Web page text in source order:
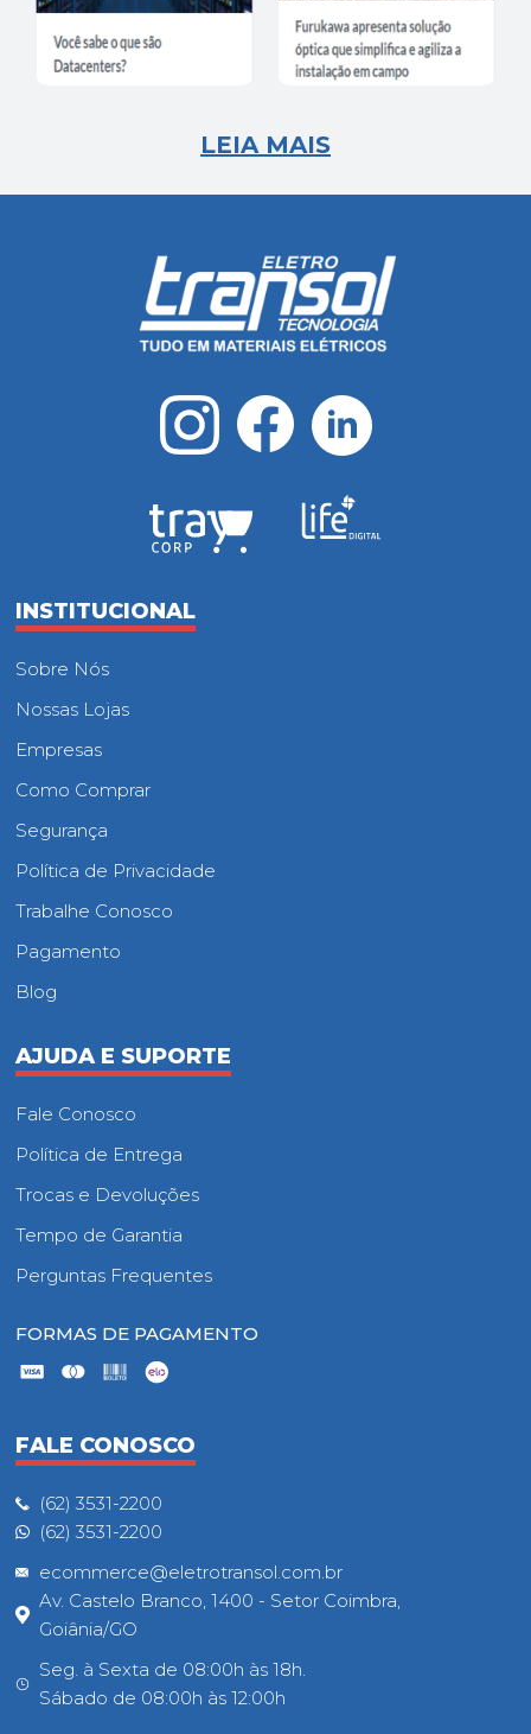
LEIA MAIS
INSTITUCIONAL
Sobre Nós
Nossas Lojas
Empresas
Como Comprar
Segurança
Política de Privacidade
Trabalhe Conosco
Pagamento
Blog
AJUDA E SUPORTE
Fale Conosco
Política de Entrega
Trocas e Devoluções
Tempo de Garantia
Perguntas Frequentes
FORMAS DE PAGAMENTO
FALE CONOSCO
(62) 3531-2200
(62) 3531-2200
ecommerce@eletrotransol.com.br
Av. Castelo Branco, 1400 - Setor Coimbra,
Goiânia/GO
Seg. à Sexta de 08:00h às 18h.
Sábado de 08:00h às 12:00h